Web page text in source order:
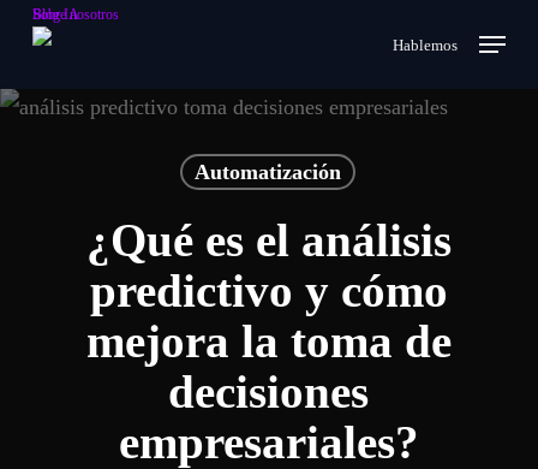
Skip
main
Sobre nosotros
Blog IA
Hablemos search
Menu
Automatización
¿Qué es el análisis
predictivo y cómo
mejora la toma de
decisiones
empresariales?